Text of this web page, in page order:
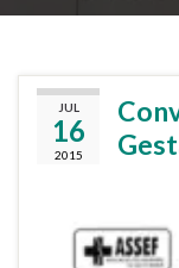
JUL
16
2015